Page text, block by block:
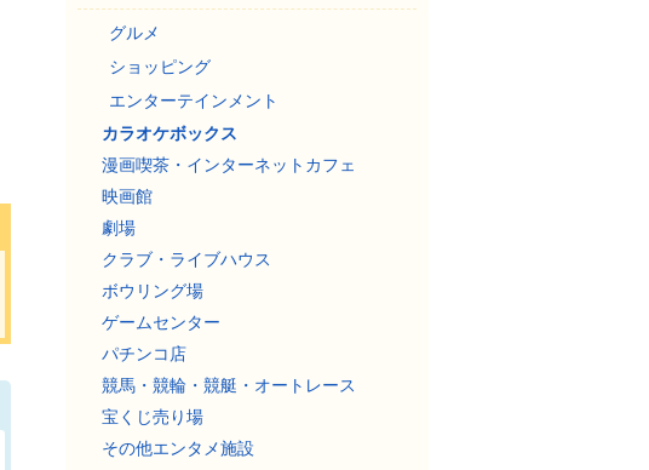
グルメ
ショッピング
エンターテインメント
カラオケボックス
漫画喫茶・インターネットカフェ
映画館
劇場
クラブ・ライブハウス
ボウリング場
ゲームセンター
パチンコ店
競馬・競輪・競艇・オートレース
宝くじ売り場
その他エンタメ施設